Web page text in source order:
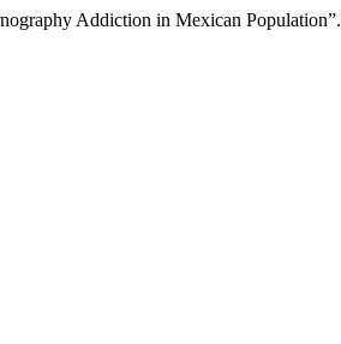
Addiction in Mexican Population”.